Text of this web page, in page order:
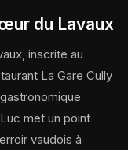
du Lavaux
inscrite au
La Gare Cully
met un point
vaudois à